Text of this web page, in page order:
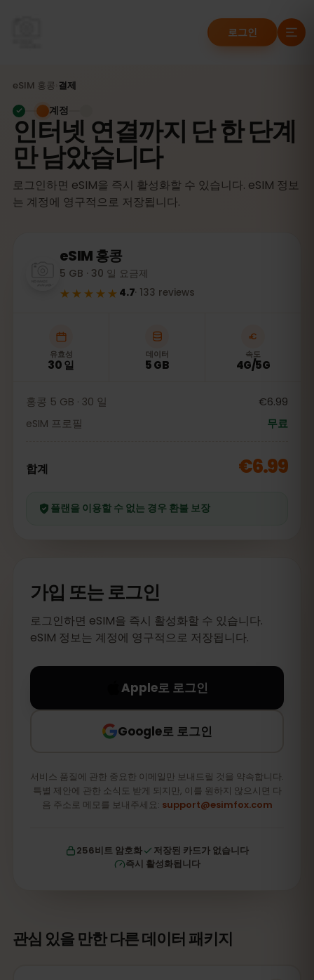
로그인
eSIM 홍콩 결제
인터넷 연결까지 단 한 단계
만 남았습니다
로그인하면 eSIM을 즉시 활성화할 수 있습니다. eSIM 정보
는 계정에 영구적으로 저장됩니다.
계정
eSIM홍콩
5 GB · 30 일 요금제
★★★★★ 4.7· 133 reviews
유효성
30 일
데이터
5 GB
속도
4G/5G
홍콩 5 GB · 30 일
€6.99
eSIM 프로필
무료
합계 €6.99
플랜을 이용할 수 없는 경우 환불 보장
가입 또는 로그인
로그인하면 eSIM을 즉시 활성화할 수 있습니다.
eSIM 정보는 계정에 영구적으로 저장됩니다.
Apple로 로그인
Google로 로그인
서비스 품질에 관한 중요한 이메일만 보내드릴 것을 약속합니다.
특별 제안에 관한 소식도 받게 되지만, 이를 원하지 않으시면 다
음 주소로 메모를 보내주세요: support@esimfox.com
256비트 암호화
저장된 카드가 없습니다
즉시 활성화됩니다
관심 있을 만한 다른 데이터 패키지